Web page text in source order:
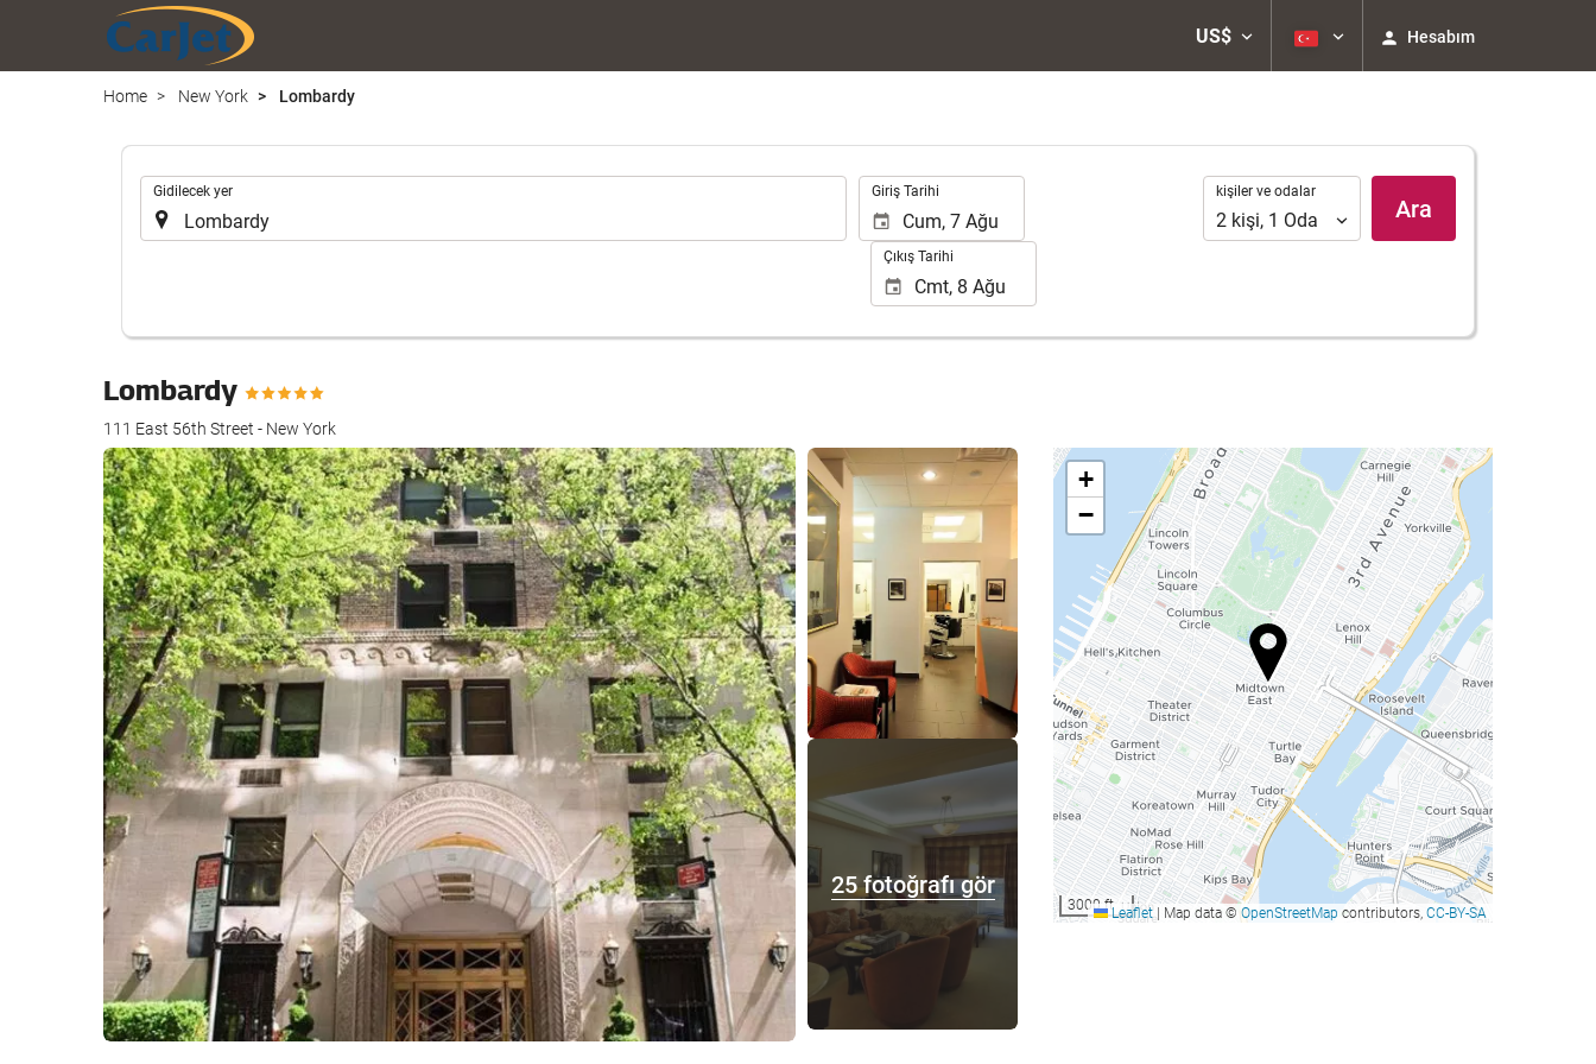
US$ Hesabım
Home New York Lombardy
Gidilecek yer Giriş Tarihi
Çıkış Tarihi
kişiler
ve
odalar
kişiler ve odalar
2 kişi, 1 Oda Ara
Lombardy
111 East 56th Street - New York
25 fotoğrafı gör
25 fotoğrafı gör
+
−
3000 ftLeaflet Map data © OpenStreetMap contributors, CC-BY-SA